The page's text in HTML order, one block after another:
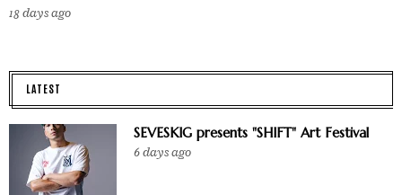
18 days ago
LATEST
SEVESKIG presents "SHIFT" Art Festival
6 days ago